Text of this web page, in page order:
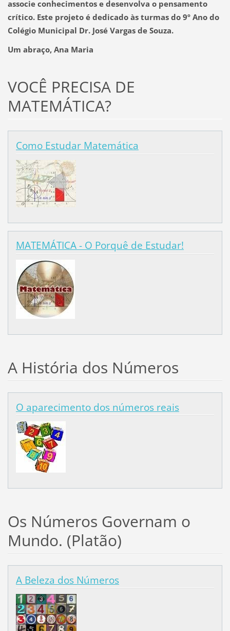
associe conhecimentos e desenvolva o pensamento
crítico. Este projeto é dedicado às turmas do 9º Ano do
Colégio Municipal Dr. José Vargas de Souza.
Um abraço, Ana Maria
VOCÊ PRECISA DE
MATEMÁTICA?
Como Estudar Matemática
MATEMÁTICA - O Porquê de Estudar!
A História dos Números
O aparecimento dos números reais
Os Números Governam o
Mundo. (Platão)
A Beleza dos Números